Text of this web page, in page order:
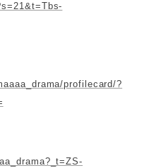
profilecard/?